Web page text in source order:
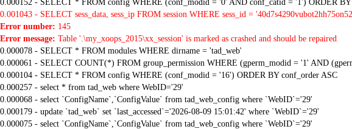
0.000152 - SELECT * FROM config WHERE (conf_modid = '0' AND conf_catid = '1') ORDER BY
0.001043 - SELECT sess_data, sess_ip FROM session WHERE sess_id =
Error number: 145
Error message: Table '.\my_xoops_2015\xx_session' is marked as crashed and should be repaired
0.000078 - SELECT * FROM modules WHERE dirname = 'tad_web'
0.000061 - SELECT COUNT(*) FROM group_permission WHERE (gperm_modid = '1' AND
0.000104 - SELECT * FROM config WHERE (conf_modid = '16') ORDER BY conf_order ASC
0.000257 - select * from tad_web where WebID='29'
0.000068 - select `ConfigName`,`ConfigValue` from tad_web_config where `WebID`='29'
0.000179 - update `tad_web` set `last_accessed`='2026-08-09 15:01:42' where `WebID`='29'
0.000075 - select `ConfigName`,`ConfigValue` from tad_web_config where `WebID`='29'